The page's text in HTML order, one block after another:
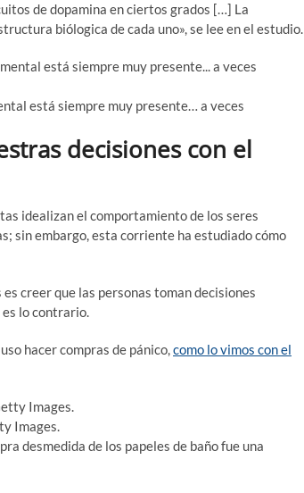
de dopamina en ciertos grados […] La
biólogica de cada uno», se lee en el estudio.
está siempre muy presente… a veces
decisiones con el
idealizan el comportamiento de los seres
sin embargo, esta corriente ha estudiado cómo
creer que las personas toman decisiones
lo contrario.
hacer compras de pánico,como lo vimos con el
Images.
desmedida de los papeles de baño fue una